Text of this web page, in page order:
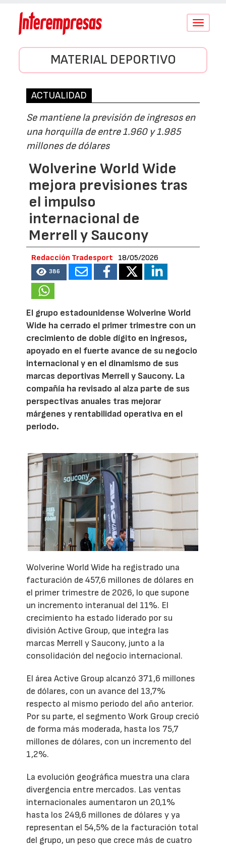
Conmutar
MATERIAL DEPORTIVO
ACTUALIDAD
Se mantiene la previsión de ingresos en
una horquilla de entre 1.960 y 1.985
millones de dólares
Wolverine World Wide
mejora previsiones tras
el impulso
internacional de
Merrell y Saucony
Redacción Tradesport 18/05/2026
386
El grupo estadounidense Wolverine World
Wide ha cerrado el primer trimestre con un
crecimiento de doble dígito en ingresos,
apoyado en el fuerte avance de su negocio
internacional y en el dinamismo de sus
marcas deportivas Merrell y Saucony. La
compañía ha revisado al alza parte de sus
perspectivas anuales tras mejorar
márgenes y rentabilidad operativa en el
periodo.
Wolverine World Wide ha registrado una
facturación de 457,6 millones de dólares en
el primer trimestre de 2026, lo que supone
un incremento interanual del 11%. El
crecimiento ha estado liderado por su
división Active Group, que integra las
marcas Merrell y Saucony, junto a la
consolidación del negocio internacional.
El área Active Group alcanzó 371,6 millones
de dólares, con un avance del 13,7%
respecto al mismo periodo del año anterior.
Por su parte, el segmento Work Group creció
de forma más moderada, hasta los 75,7
millones de dólares, con un incremento del
1,2%.
La evolución geográfica muestra una clara
divergencia entre mercados. Las ventas
internacionales aumentaron un 20,1%
hasta los 249,6 millones de dólares y ya
representan el 54,5% de la facturación total
del grupo, un peso que crece más de cuatro